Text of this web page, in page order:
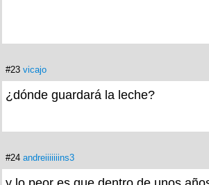
#23 vicajo
¿dónde guardará la leche?
#24 andreiiiiiiins3